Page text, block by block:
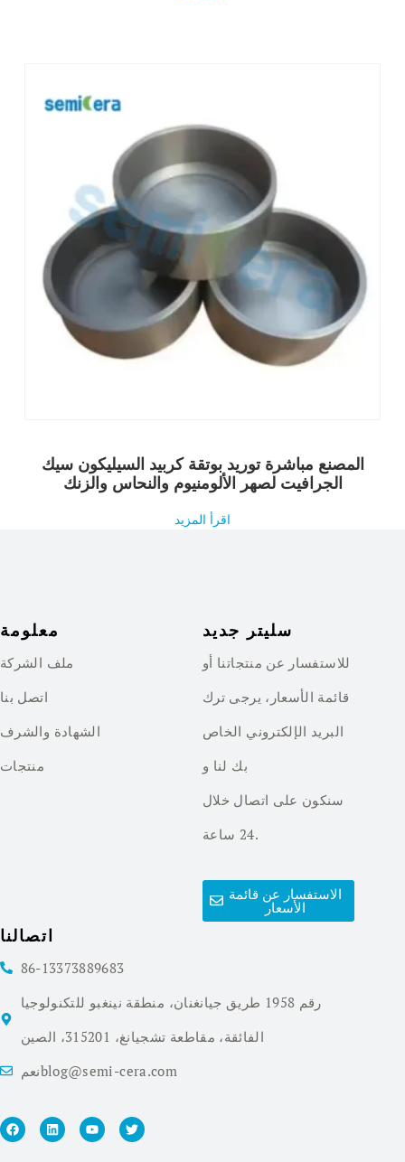
المصنع مباشرة توريد بوتقة كربيد السيليكون سيك
الجرافيت لصهر الألومنيوم والنحاس والزنك
اقرأ المزيد
معلومة
ملف الشركة
اتصل بنا
الشهادة والشرف
منتجات
سليتر جديد
للاستفسار عن منتجاتنا أو
قائمة الأسعار، يرجى ترك
البريد الإلكتروني الخاص
بك لنا و
سنكون على اتصال خلال
24 ساعة.
الاستفسار عن قائمة
الأسعار
اتصالنا
86-13373889683
رقم 1958 طريق جيانغنان، منطقة نينغبو للتكنولوجيا
الفائقة، مقاطعة تشجيانغ، 315201، الصين
نعمblog@semi-cera.com